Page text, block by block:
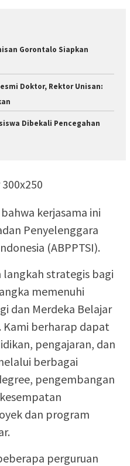
Gorontalo Siapkan
Doktor, Rektor Unisan:
Dibekali Pencegahan
kerjasama ini
Penyelenggara
(ABPPTSI).
langkah strategis bagi
memenuhi
dan Merdeka Belajar
Kami berharap dapat
pengajaran, dan
berbagai
pengembangan
dan program
perguruan